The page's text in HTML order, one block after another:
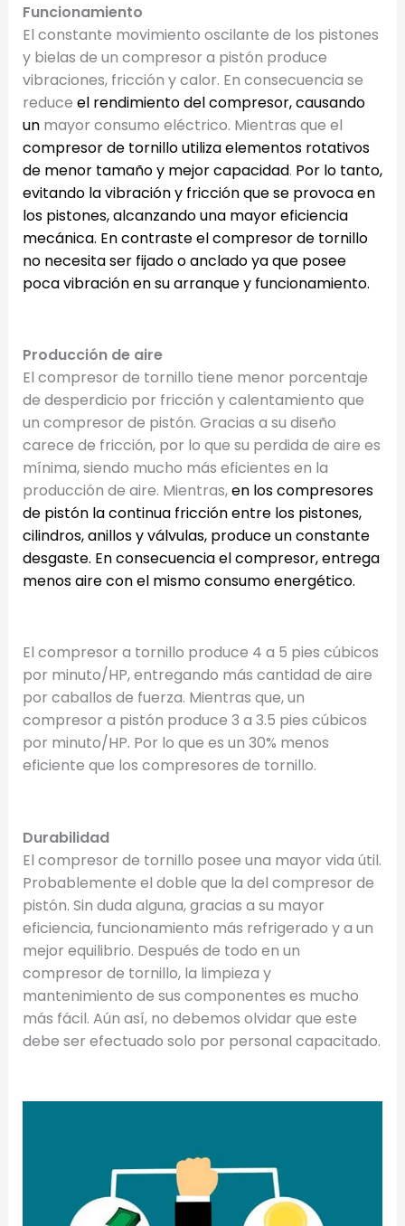
Funcionamiento
El constante movimiento oscilante de los pistones
y bielas de un compresor a pistón produce
vibraciones, fricción y calor. En consecuencia se
reduce el rendimiento del compresor, causando
unmayor consumo eléctrico. Mientras que el
compresor de tornillo utiliza elementos rotativos
de menor tamaño y mejor capacidad. Por lo tanto,
evitando la vibración y fricción que se provoca en
los pistones, alcanzando una mayor eficiencia
mecánica. En contraste el compresor de tornillo
no necesita ser fijado o anclado ya que posee
poca vibración en su arranque y funcionamiento.
Producción de aire
El compresor de tornillo tiene menor porcentaje
de desperdicio por fricción y calentamiento que
un compresor de pistón. Gracias a su diseño
carece de fricción, por lo que su perdida de aire es
mínima, siendo mucho más eficientes en la
producción de aire. Mientras,en los compresores
de pistón la continua fricción entre los pistones,
cilindros, anillos y válvulas, produce un constante
desgaste. En consecuencia el compresor, entrega
menos aire con el mismo consumo energético.
El compresor a tornillo produce 4 a 5 pies cúbicos
por minuto/HP, entregando más cantidad de aire
por caballos de fuerza. Mientras que, un
compresor a pistón produce 3 a 3.5 pies cúbicos
por minuto/HP. Por lo que es un 30% menos
eficiente que los compresores de tornillo.
Durabilidad
El compresor de tornillo posee una mayor vida útil.
Probablemente el doble que la del compresor de
pistón. Sin duda alguna, gracias a su mayor
eficiencia, funcionamiento más refrigerado y a un
mejor equilibrio. Después de todo en un
compresor de tornillo, la limpieza y
mantenimiento de sus componentes es mucho
más fácil. Aún así, no debemos olvidar que este
debe ser efectuado solo por personal capacitado.